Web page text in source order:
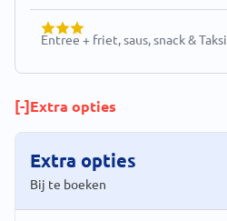
Entree + friet, saus, snack & Taksi
[-]Extra opties
Extra opties
Bij te boeken